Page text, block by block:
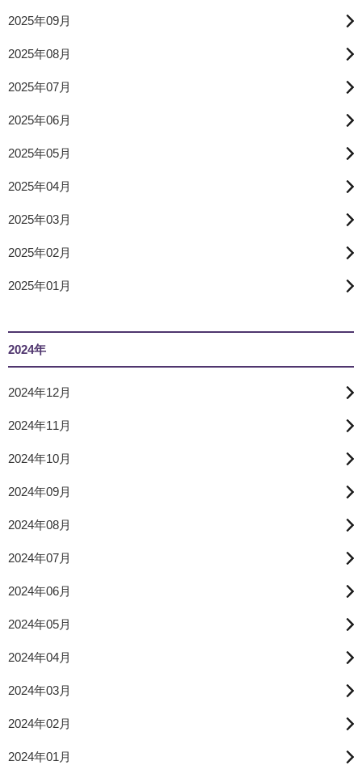
2025年09月
2025年08月
2025年07月
2025年06月
2025年05月
2025年04月
2025年03月
2025年02月
2025年01月
2024年
2024年12月
2024年11月
2024年10月
2024年09月
2024年08月
2024年07月
2024年06月
2024年05月
2024年04月
2024年03月
2024年02月
2024年01月